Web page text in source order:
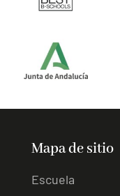
Mapa de sitio
Escuela